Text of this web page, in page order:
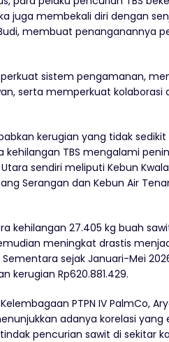
juga membekali diri dengan
membuat penanganannya
sistem pengamanan,
serta memperkuat kolaborasi
kerugian yang tidak sedikit
kehilangan TBS mengalami
sendiri meliputi Kebun
Serangan dan Kebun Air
kehilangan 27.405 kg buah
meningkat drastis
Sementara sejak Januari-Mei
kerugian Rp620.881.429.
PTPN IV PalmCo,
adanya korelasi
pencurian sawit di sekitar